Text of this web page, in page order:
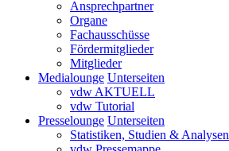
Ansprechpartner
Organe
Fachausschüsse
Fördermitglieder
Mitglieder
Medialounge Unterseiten
vdw AKTUELL
vdw Tutorial
Presselounge Unterseiten
Statistiken, Studien & Analysen